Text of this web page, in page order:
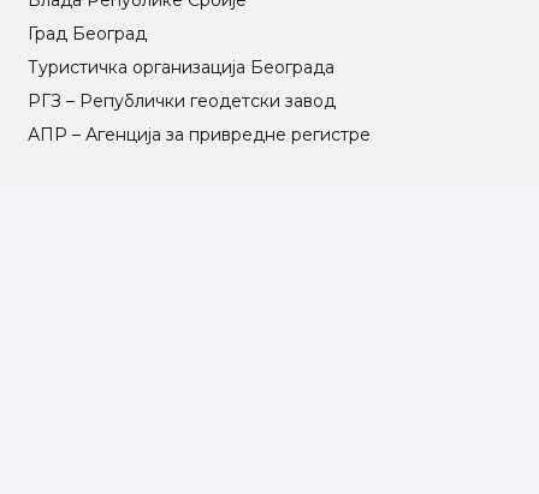
Град Београд
Туристичка организација Београда
РГЗ – Републички геодетски завод
АПР – Агенција за привредне регистре